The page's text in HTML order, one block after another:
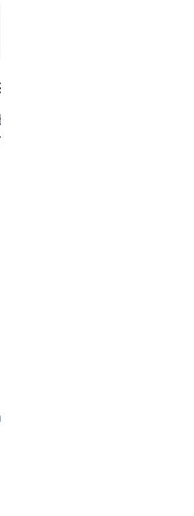
des Betriebs kann
darüber